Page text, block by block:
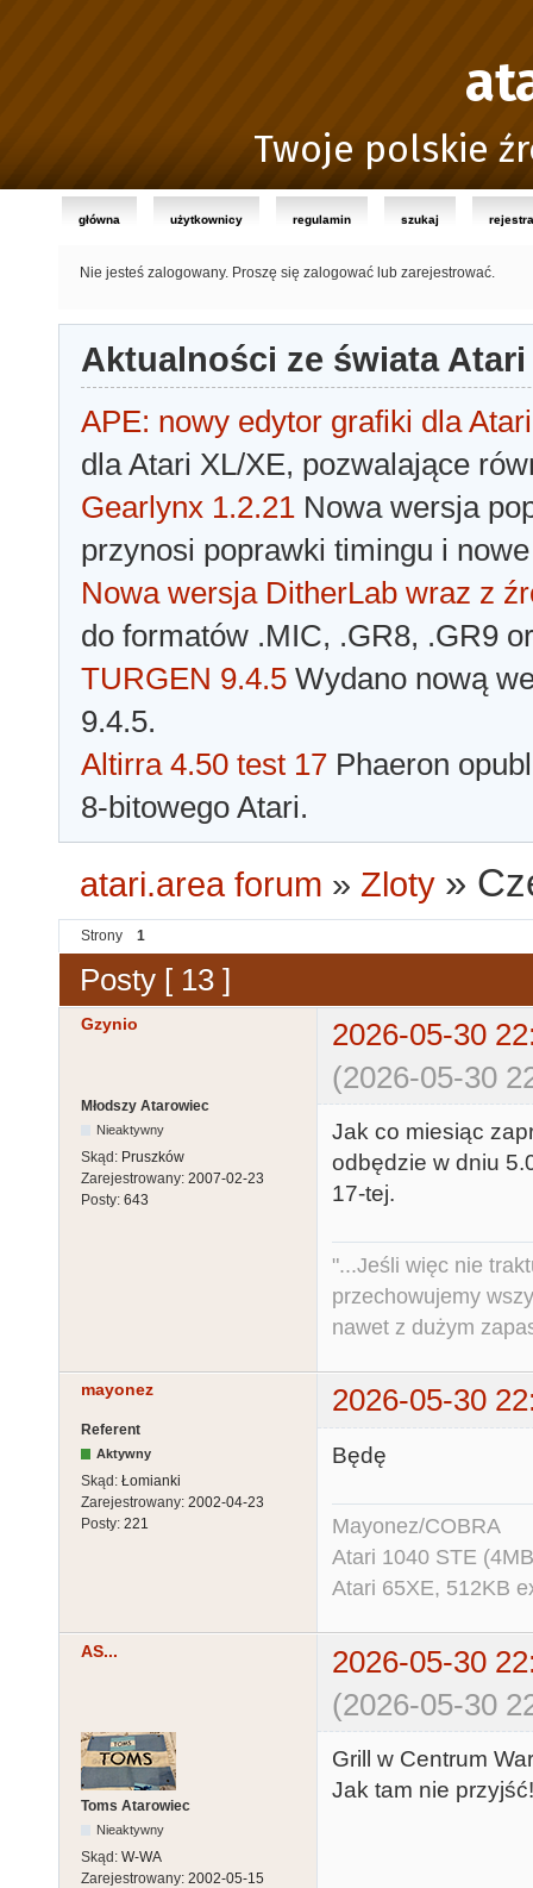
Twoje polskie
główna użytkownicy regulamin szukaj
Nie jesteś zalogowany. Proszę się zalogować lub zarejestrować.
Aktualności ze świata Atari
APE: nowy edytor grafiki dla Atari
dla Atari XL/XE, pozwalające
Gearlynx 1.2.21 Nowa wersja
przynosi poprawki timingu i
Nowa wersja DitherLab wraz z
do formatów .MIC, .GR8, .GR9
TURGEN 9.4.5 Wydano nową
9.4.5.
Altirra 4.50 test 17 Phaeron
8-bitowego Atari.
atari.area forum » Zloty »
Strony 1
Posty [ 13 ]
Gzynio
2026-05-30
(2026-05-30
Młodszy Atarowiec
Nieaktywny
Skąd: Pruszków
Zarejestrowany: 2007-02-23
Posty: 643
Jak co miesiąc
odbędzie w dniu
17-tej.
"...Jeśli więc nie
przechowujemy
nawet z dużym
mayonez 2026-05-30
Referent
Aktywny
Skąd: Łomianki
Zarejestrowany: 2002-04-23
Posty: 221
Będę
Mayonez/COBRA
Atari 1040 STE
Atari 65XE, 512KB
AS...
2026-05-30
(2026-05-30
Toms Atarowiec
Nieaktywny
Skąd: W-WA
Zarejestrowany: 2002-05-15
Grill w Centrum
Jak tam nie przyjść!